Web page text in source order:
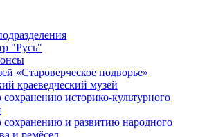
содержанию
"Русь"
«Староверческое подворье»
краеведческий музей
историко-культурного
сохранению и развитию народного
и ремёсел